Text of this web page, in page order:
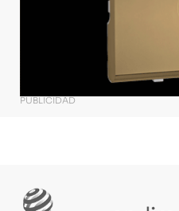
PUBLICIDAD